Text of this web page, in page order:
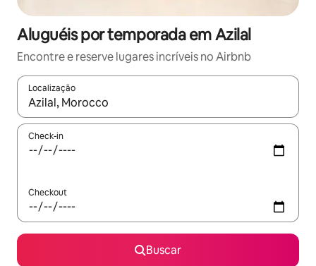
Aluguéis por temporada em Azilal
Encontre e reserve lugares incríveis no Airbnb
Localização
Quando os resultados estiverem disponíveis, explore-os
Check-in
Checkout
Buscar